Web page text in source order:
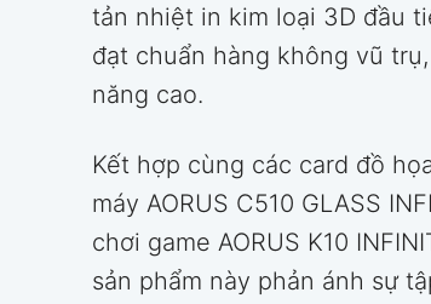
tản nhiệt in kim loại 3D đầu
đạt chuẩn hàng không vũ
năng cao.
Kết hợp cùng các card đồ
máy AORUS C510 GLASS
chơi game AORUS K10
sản phẩm này phản ánh sự